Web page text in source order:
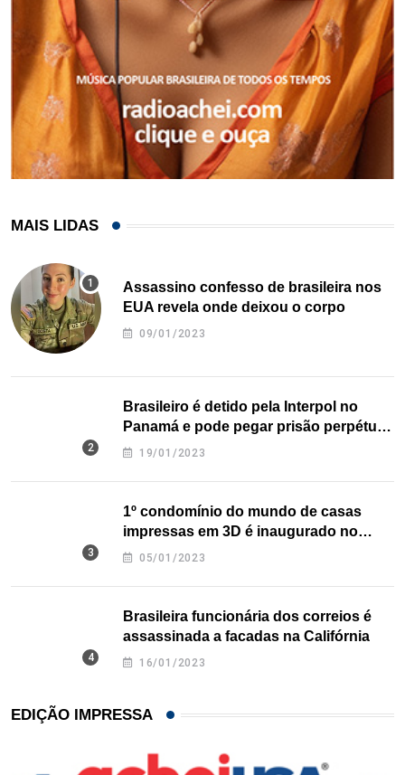
MAIS LIDAS
Assassino confesso de brasileira nos
EUA revela onde deixou o corpo
09/01/2023
Brasileiro é detido pela Interpol no
Panamá e pode pegar prisão perpétua
nos EUA
19/01/2023
1º condomínio do mundo de casas
impressas em 3D é inaugurado no
Texas
05/01/2023
Brasileira funcionária dos correios é
assassinada a facadas na Califórnia
16/01/2023
EDIÇÃO IMPRESSA